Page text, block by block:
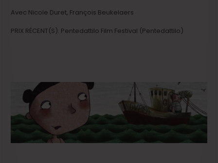
Avec Nicole Duret, François Beukelaers
PRIX RÉCENT(S): Pentedattilo Film Festival (Pentedattilo)